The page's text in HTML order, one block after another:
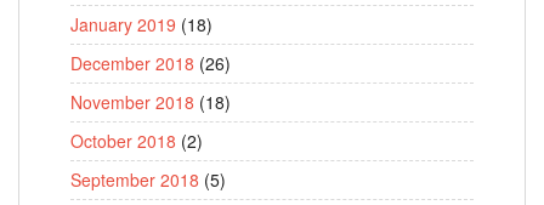
January 2019 (18)
December 2018 (26)
November 2018 (18)
October 2018 (2)
September 2018 (5)